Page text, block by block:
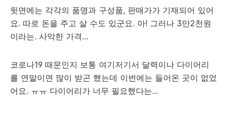
뒷면에는 각각의 품명과 구성품, 판매가가 기재되어 있어
요. 따로 돈을 주고 살 수도 있군요. 아! 그러나 3만2천원
이라는. 사악한 가격...
코로나19 때문인지 보통 여기저기서 달력이나 다이어리
를 연말이면 많이 받곤 했는데 이번에는 들어온 곳이 없었
어요. ㅠㅠ 다이어리가 너무 필요했다는...